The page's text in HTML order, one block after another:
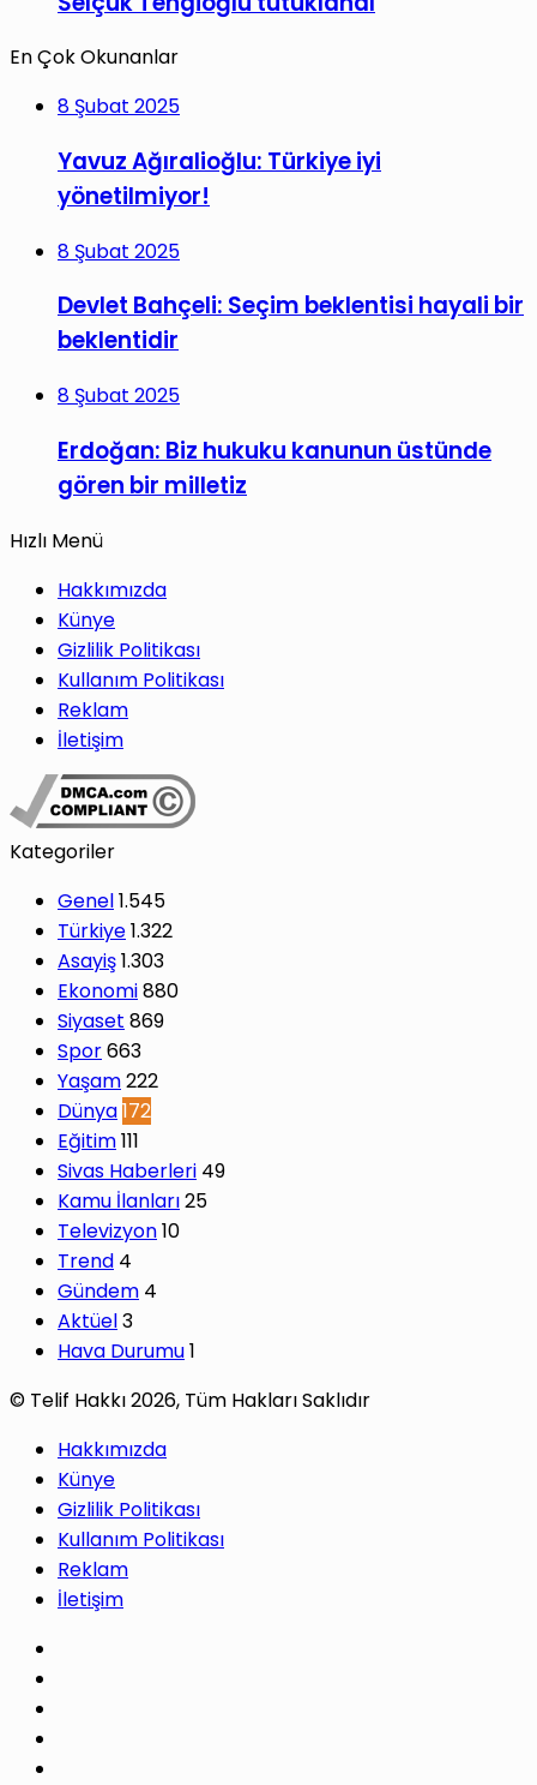
En Çok Okunanlar
8 Şubat 2025
Yavuz Ağıralioğlu: Türkiye iyi
yönetilmiyor!
8 Şubat 2025
Devlet Bahçeli: Seçim beklentisi hayali bir
beklentidir
8 Şubat 2025
Erdoğan: Biz hukuku kanunun üstünde
gören bir milletiz
Hızlı Menü
Hakkımızda
Künye
Gizlilik Politikası
Kullanım Politikası
Reklam
İletişim
Kategoriler
Genel1.545
Türkiye1.322
Asayiş1.303
Ekonomi880
Siyaset 869
Spor663
Yaşam222
Dünya172
Eğitim111
Sivas Haberleri 49
Kamu İlanları25
Televizyon10
Trend 4
Gündem 4
Aktüel3
Hava Durumu1
© Telif Hakkı 2026, Tüm Hakları Saklıdır
Hakkımızda
Künye
Gizlilik Politikası
Kullanım Politikası
Reklam
İletişim